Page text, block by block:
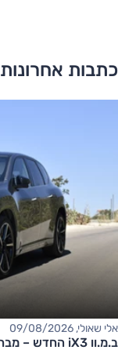
כתבות אחרונות
אלי שאולי, 09/08/2026
ב.מ.וו iX3 החדש – מבחן דרכים